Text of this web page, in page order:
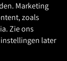
Marketing
zoals
Zie ons
later